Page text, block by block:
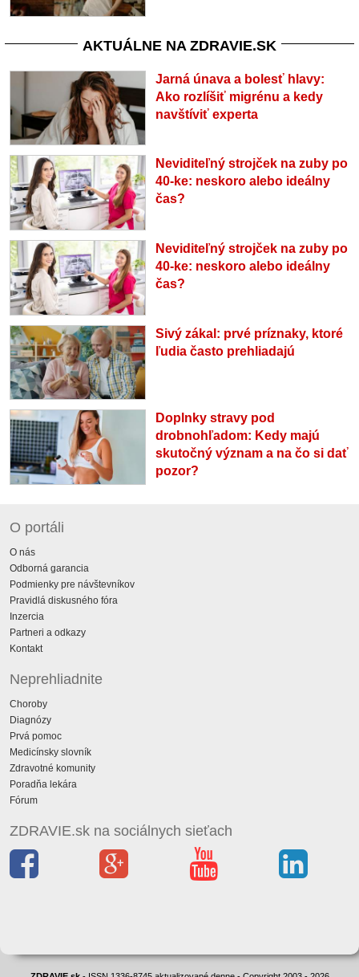
AKTUÁLNE NA ZDRAVIE.SK
Jarná únava a bolesť hlavy:
Ako rozlíšiť migrénu a kedy
navštíviť experta
Neviditeľný strojček na zuby po
40-ke: neskoro alebo ideálny
čas?
Neviditeľný strojček na zuby po
40-ke: neskoro alebo ideálny
čas?
Sivý zákal: prvé príznaky, ktoré
ľudia často prehliadajú
Doplnky stravy pod
drobnohľadom: Kedy majú
skutočný význam a na čo si dať
pozor?
O portáli
O nás
Odborná garancia
Podmienky pre návštevníkov
Pravidlá diskusného fóra
Inzercia
Partneri a odkazy
Kontakt
Neprehliadnite
Choroby
Diagnózy
Prvá pomoc
Medicínsky slovník
Zdravotné komunity
Poradňa lekára
Fórum
ZDRAVIE.sk na sociálnych sieťach